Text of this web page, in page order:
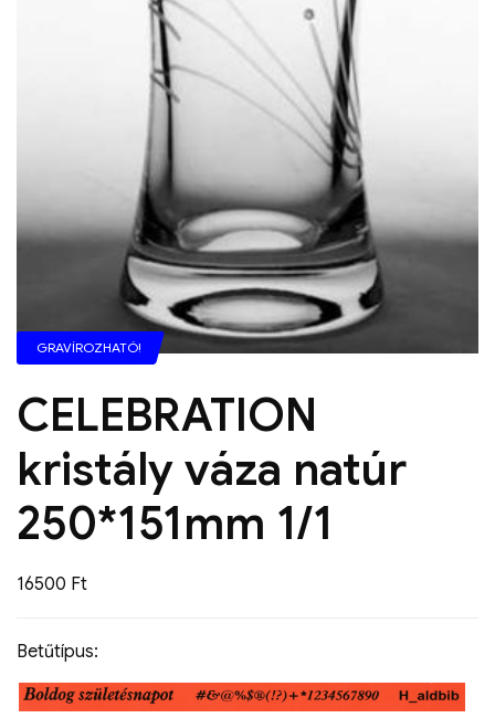
GRAVÍROZHATÓ!
CELEBRATION
kristály váza natúr
250*151mm 1/1
16500 Ft
Betűtípus: